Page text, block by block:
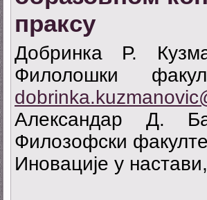
праксу
Добринка Р.
Филолошки
Александар Д.
Филозофски
Иновације у